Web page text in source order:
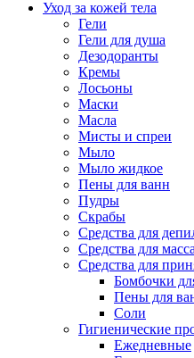
Уход за кожей тела
Гели
Гели для душа
Дезодоранты
Кремы
Лосьоны
Маски
Масла
Мисты и спреи
Мыло
Мыло жидкое
Пены для ванн
Пудры
Скрабы
Средства для
Средства для
Средства для
Бомбочки
Пены для
Соли
Гигиенические
Ежедневные